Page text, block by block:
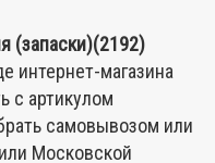
(запаски)(2192)
интернет-магазина
с артикулом
самовывозом или
Московской